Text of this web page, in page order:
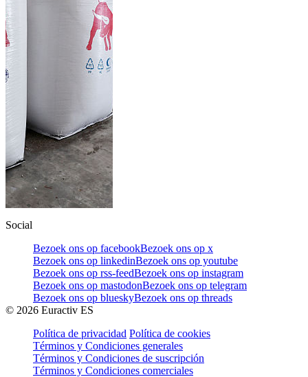
Social
Bezoek ons op facebookBezoek ons op x
Bezoek ons op linkedinBezoek ons op youtube
Bezoek ons op rss-feedBezoek ons op instagram
Bezoek ons op mastodonBezoek ons op telegram
Bezoek ons op blueskyBezoek ons op threads
© 2026 Euractiv ES
Política de privacidad Política de cookies
Términos y Condiciones generales
Términos y Condiciones de suscripción
Términos y Condiciones comerciales